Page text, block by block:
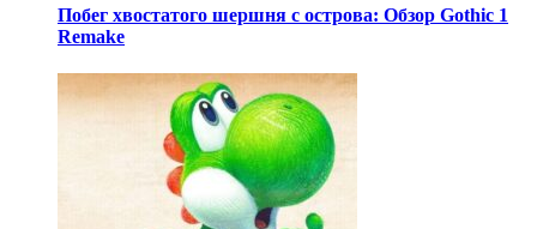
Побег хвостатого шершня с острова: Обзор Gothic 1
Remake